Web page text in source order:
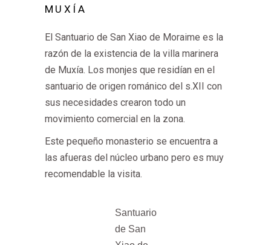
MUXÍA
El Santuario de San Xiao de Moraime es la
razón de la existencia de la villa marinera
de Muxía. Los monjes que residían en el
santuario de origen románico del s.XII con
sus necesidades crearon todo un
movimiento comercial en la zona.
Este pequeño monasterio se encuentra a
las afueras del núcleo urbano pero es muy
recomendable la visita.
Santuario
de San